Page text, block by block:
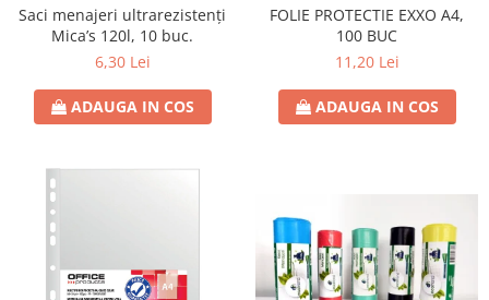
Saci menajeri ultrarezistenți
Mica’s 120l, 10 buc.
6,30 Lei
ADAUGA IN COS
FOLIE PROTECTIE EXXO A4,
100 BUC
11,20 Lei
ADAUGA IN COS